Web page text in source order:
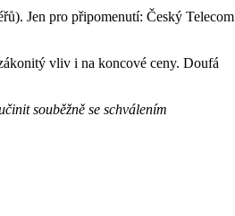
Jen pro připomenutí: Český Telecom
vliv i na koncové ceny. Doufá
souběžně se schválením